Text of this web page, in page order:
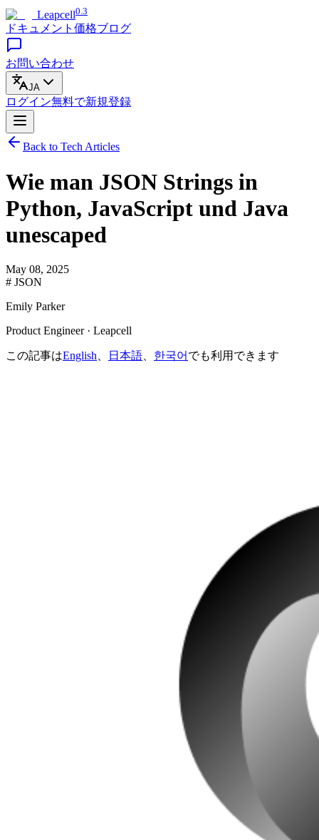
Leapcell0.3
ドキュメント 価格ブログ
お問い合わせ
JA
ログイン無料で新規登録
Back to Tech Articles
Wie man JSON Strings in
Python, JavaScript und Java
unescaped
May 08, 2025
# JSON
Emily Parker
Product Engineer · Leapcell
この記事はEnglish 日本語 한국어 でも利用できます